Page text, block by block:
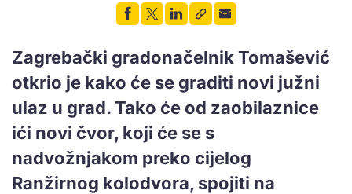
Zagrebački gradonačelnik Tomašević
otkrio je kako će se graditi novi južni
ulaz u grad. Tako će od zaobilaznice
ići novi čvor, koji će se s
nadvožnjakom preko cijelog
Ranžirnog kolodvora, spojiti na